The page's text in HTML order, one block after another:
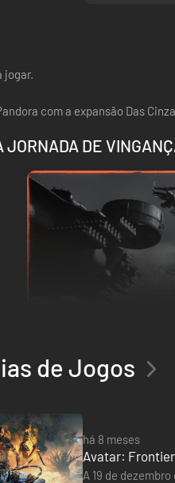
jogar.
com a expansão Das
JORNADA DE
de Jogos
há 8 meses
Avatar:
A 19 de